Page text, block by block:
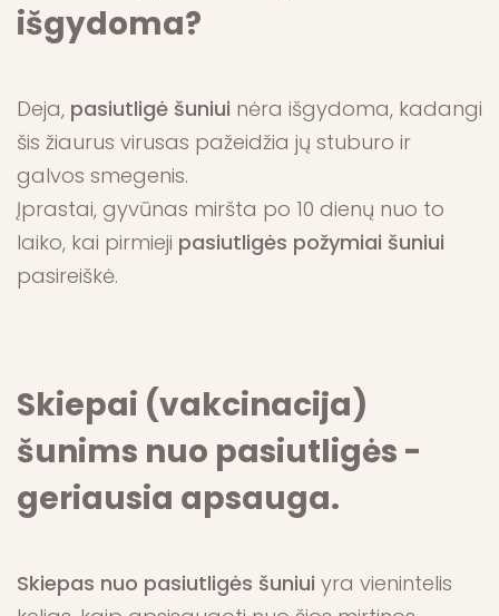
išgydoma?
Deja, pasiutligė šuniui nėra išgydoma, kadangi
šis žiaurus virusas pažeidžia jų stuburo ir
galvos smegenis.
Įprastai, gyvūnas miršta po 10 dienų nuo to
laiko, kai pirmieji pasiutligės požymiai šuniui
pasireiškė.
Skiepai (vakcinacija)
šunims nuo pasiutligės -
geriausia apsauga.
Skiepas nuo pasiutligės šuniui yra vienintelis